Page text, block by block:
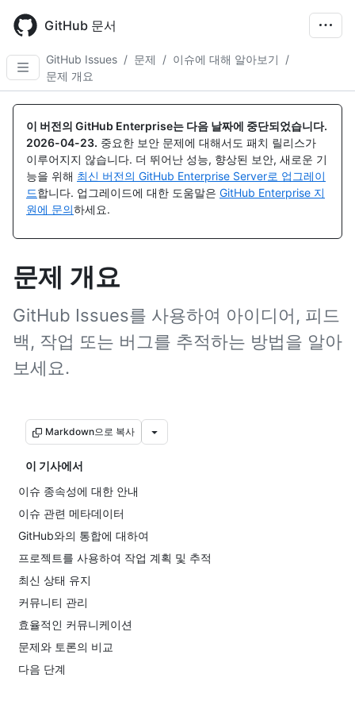
main
content
GitHub 문서
GitHub Issues / 문제 / 이슈에 대해 알아보기
/
문제 개요
이 버전의 GitHub Enterprise는 다음 날짜에 중단되었습니다.
2026-04-23. 중요한 보안 문제에 대해서도 패치 릴리스가
이루어지지 않습니다. 더 뛰어난 성능, 향상된 보안, 새로운 기
능을 위해 최신 버전의 GitHub Enterprise Server로 업그레이
드합니다. 업그레이드에 대한 도움말은 GitHub Enterprise 지
원에 문의하세요.
문제 개요
GitHub Issues를 사용하여 아이디어, 피드
백, 작업 또는 버그를 추적하는 방법을 알아
보세요.
Markdown으로 복사
이 기사에서
이슈 종속성에 대한 안내
이슈 관련 메타데이터
GitHub와의 통합에 대하여
프로젝트를 사용하여 작업 계획 및 추적
최신 상태 유지
커뮤니티 관리
효율적인 커뮤니케이션
문제와 토론의 비교
다음 단계